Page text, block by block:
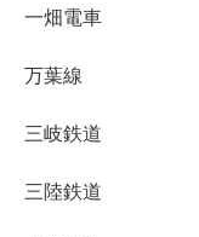
一畑電車
万葉線
三岐鉄道
三陸鉄道